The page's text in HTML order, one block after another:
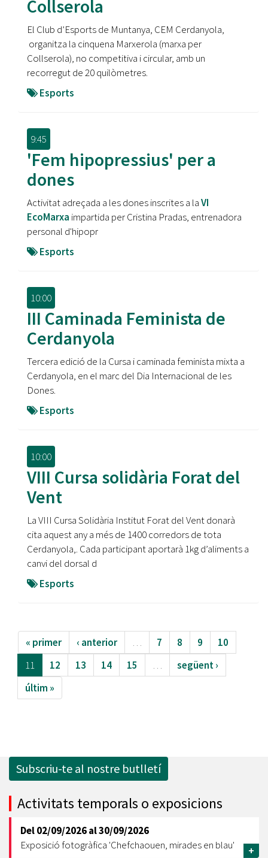
Collserola
El Club d’Esports de Muntanya, CEM Cerdanyola,
organitza la cinquena Marxerola (marxa per
Collserola), no competitiva i circular, amb un
recorregut de 20 quilòmetres.
Esports
9:45
'Fem hipopressius' per a
dones
Activitat adreçada a les dones inscrites a laVI
EcoMarxa impartida per Cristina Pradas, entrenadora
personal d'hipopr
Esports
10:00
III Caminada Feminista de
Cerdanyola
Tercera edició de la Cursa i caminada feminista mixta a
Cerdanyola, en el marc del Dia Internacional de les
Dones.
Esports
10:00
VIII Cursa solidària Forat del
Vent
La VIII Cursa Solidària Institut Forat del Vent donarà
cita aquest any a més de 1400 corredors de tota
Cerdanyola,. Cada participant aportarà 1kg d’aliments a
canvi del dorsal d
Esports
« primer ‹ anterior … 7 8 9
10
11
12 13 14 15 …
següent ›
últim »
Subscriu-te al nostre butlletí
Activitats temporals o exposicions
Del02/09/2026al30/09/2026
Exposició fotogràfica 'Chefchaouen, mirades en blau'
+